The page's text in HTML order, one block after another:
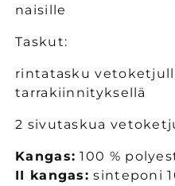
naisille
Taskut:
rintatasku
tarrakiinnityksellä
2 sivutaskua
Kangas: 100 %
II kangas: sinteponi